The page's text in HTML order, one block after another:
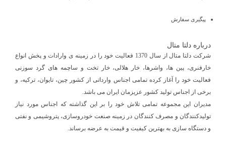
پیگیری سفارش
درباره دلتا متال
شرکت دلتا متال از سال 1370 فعالیت خود را در زمینه ی وارادات و پخش انواع
خارفنری، پین ها، واشرها، خار هلالی، خار تخت و ساچمه های گرد سوزنی
فعالیت خود را آغاز کرده تمامی اجناس وارداتی از کشور چین، تایوان، ترکیه، و
برخی از اجناس تولید کشور عزیزمان ایران می باشد.
مدیران این مجموعه تمامی تلاش خود را بر این گذاشته که اجناس مورد نیاز
تولیدکنندگان و مصرف کنندگان در زمینه صنعت خودروسازی، پتروشیمی و نفتی
و دستگاه سازی به بهترین کیفیت و قیمت به عرضه برساند.